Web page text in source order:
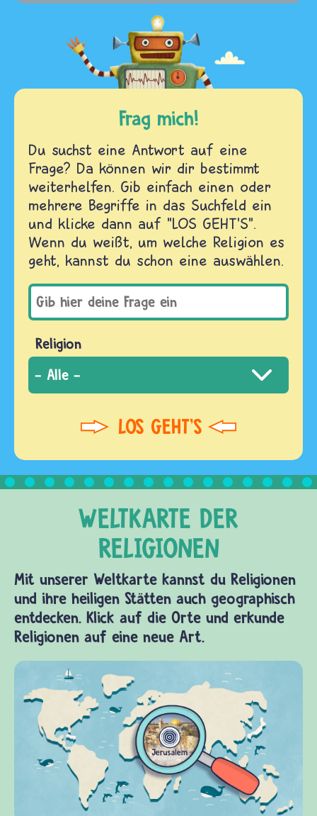
Frag mich!
Du suchst eine Antwort auf eine
Frage? Da können wir dir bestimmt
weiterhelfen. Gib einfach einen oder
mehrere Begriffe in das Suchfeld ein
und klicke dann auf "LOS GEHT'S".
Wenn du weißt, um welche Religion es
geht, kannst du schon eine auswählen.
Religion
Mit unserer Weltkarte kannst du Religionen
und ihre heiligen Stätten auch geographisch
entdecken. Klick auf die Orte und erkunde
Religionen auf eine neue Art.